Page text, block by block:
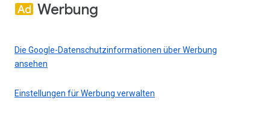
Werbung
Die Google-Datenschutzinformationen über Werbung
ansehen
Einstellungen für Werbung verwalten